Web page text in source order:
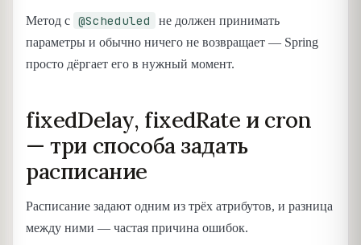
Метод с @Scheduled
не должен принимать
параметры и обычно ничего не возвращает — Spring
просто дёргает его в нужный момент.
fixedDelay, fixedRate и cron
— три способа задать
расписание
Расписание задают одним из трёх атрибутов, и разница
между ними — частая причина ошибок.